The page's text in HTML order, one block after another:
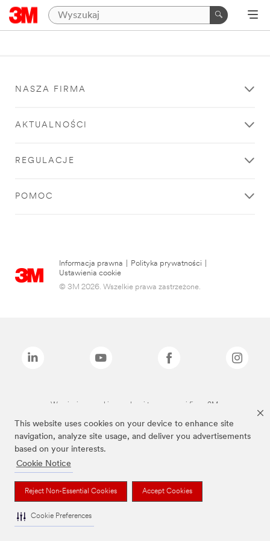
This website uses cookies on your device to enhance site
navigation, analyze site usage, and deliver you advertisements
based on your interests.
Cookie Notice
Reject Non-Essential Cookies Accept Cookies
Cookie Preferences
NASZA FIRMA
AKTUALNOŚCI
REGULACJE
POMOC
Informacja prawna Polityka prywatności
Ustawienia cookie
© 3M 2026. Wszelkie prawa zastrzeżone.
Wymienione marki są znakami towarowymi firmy 3M.